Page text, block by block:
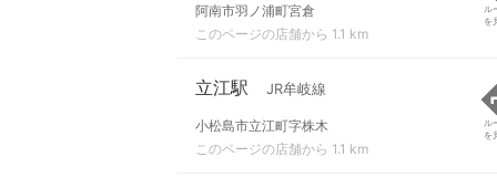
阿南市羽ノ浦町宮倉
このページの店舗から 1.1 km
ル
を
立江駅 JR牟岐線
小松島市立江町字株木
このページの店舗から 1.1 km
ル
を